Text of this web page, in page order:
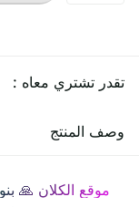
تقدر تشتري معاه :
وصف المنتج
موقع الكلان 🙏